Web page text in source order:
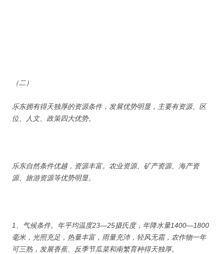
（二）
乐东拥有得天独厚的资源条件，发展优势明显，主要有资源、区
位、人文、政策四大优势。
乐东自然条件优越，资源丰富。农业资源、矿产资源、海产资
源、旅游资源等优势明显。
1、气候条件。年平均温度23—25摄氏度，年降水量1400—1800
毫米，光照充足，热量丰富，雨量充沛，轻风无霜，农作物一年
可三熟，发展香蕉、反季节瓜菜和南繁育种得天独厚。